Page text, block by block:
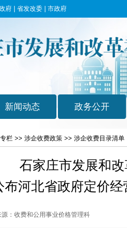
府 省发改委 市政府
栏 >>涉企收费政策 >>涉企收费目录清单
石家庄市发展和
布河北省政府定价
源：收费和公用事业价格管理科